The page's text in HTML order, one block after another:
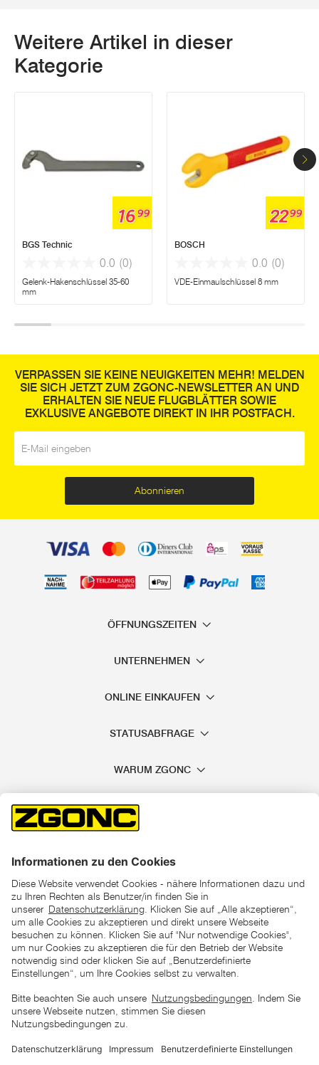
Weitere Artikel in dieser
Kategorie
1699
BGS Technic
0.0 (0)
Gelenk-Hakenschlüssel 35-60
mm
2299
BOSCH
0.0 (0)
VDE-Einmaulschlüssel 8 mm
VERPASSEN SIE KEINE NEUIGKEITEN MEHR! MELDEN
SIE SICH JETZT ZUM ZGONC-NEWSLETTER AN UND
ERHALTEN SIE NEUE FLUGBLÄTTER SOWIE
EXKLUSIVE ANGEBOTE DIREKT IN IHR POSTFACH.
Abonnieren
ÖFFNUNGSZEITEN
UNTERNEHMEN
ONLINE EINKAUFEN
STATUSABFRAGE
WARUM ZGONC
*der "statt"-Preis ist der niedrigste von uns in den letzten 30
Tagen vor Beginn dieser Aktion verlangte Preis
unter den UVP Preisen auf dieser Website sind die
zu verstehen